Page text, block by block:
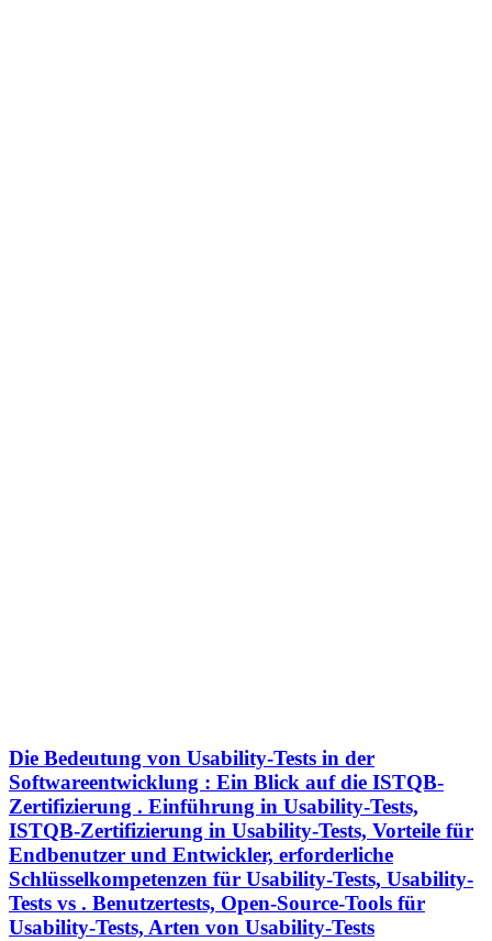
Die Bedeutung von Usability-Tests in der
Softwareentwicklung : Ein Blick auf die ISTQB-
Zertifizierung . Einführung in Usability-Tests,
ISTQB-Zertifizierung in Usability-Tests, Vorteile für
Endbenutzer und Entwickler, erforderliche
Schlüsselkompetenzen für Usability-Tests, Usability-
Tests vs . Benutzertests, Open-Source-Tools für
Usability-Tests, Arten von Usability-Tests